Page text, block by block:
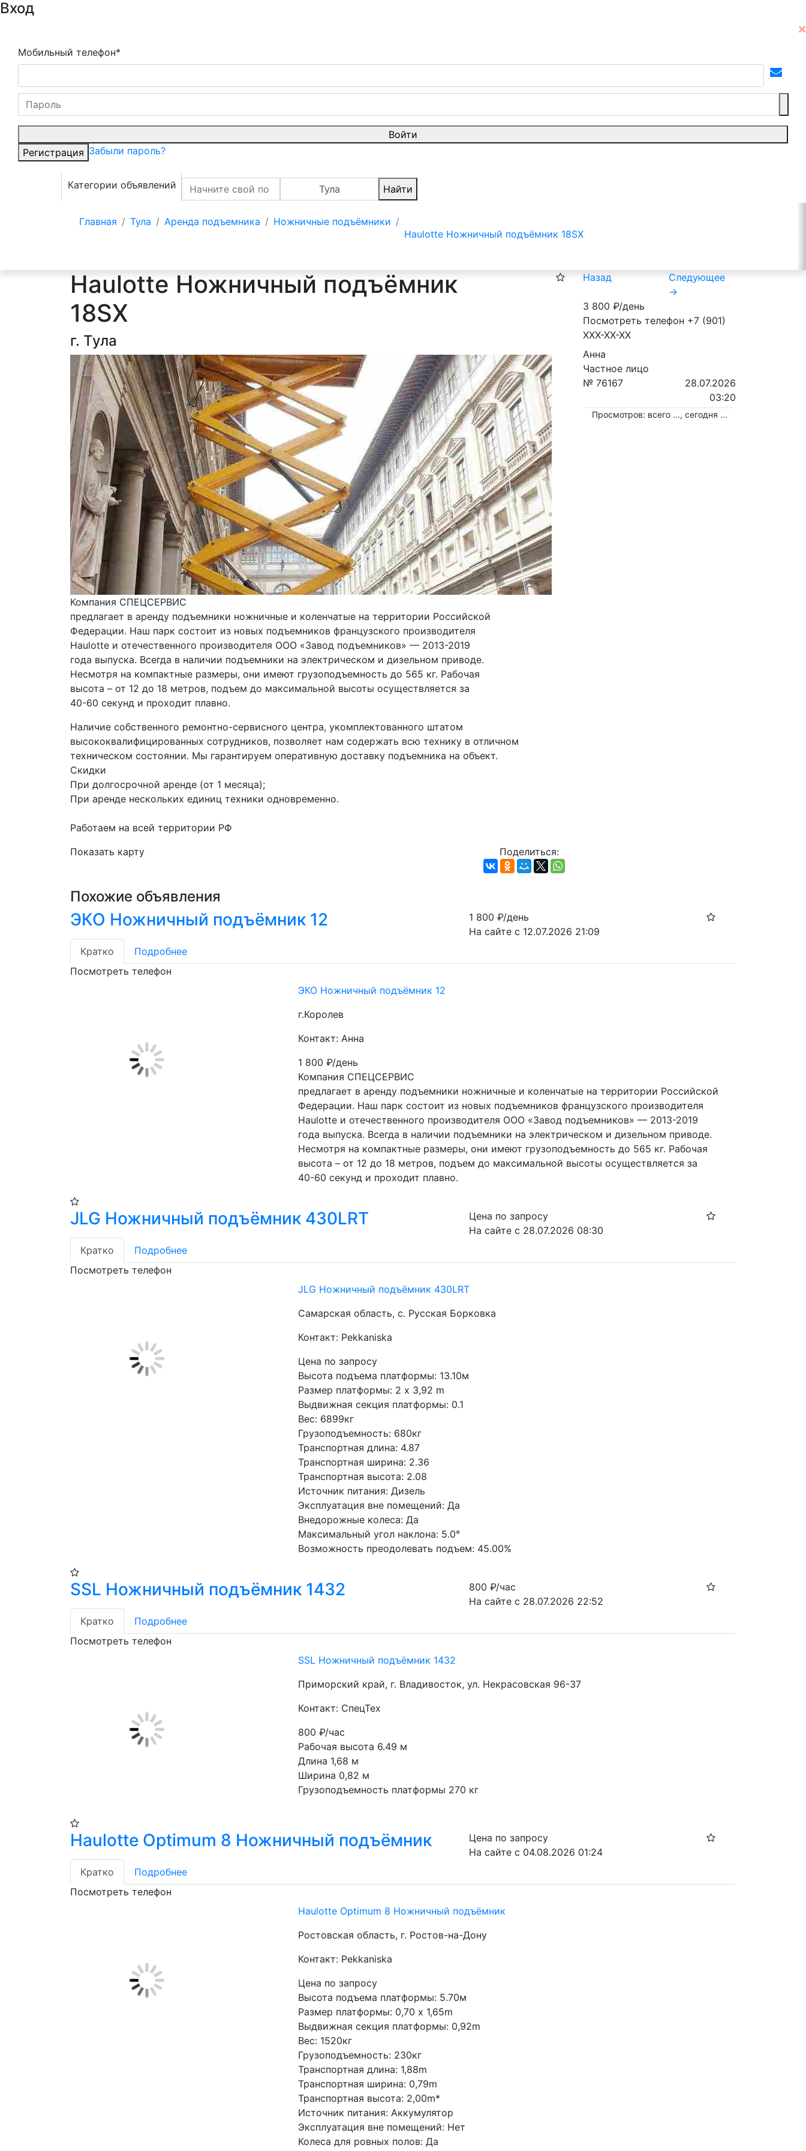
Вход
Мобильный телефон*
Войти
Регистрация Забыли пароль?
Категории объявлений Тула Найти
Главная Тула Аренда подъемника
Ножничные подъёмники
Haulotte Ножничный подъёмник 18SX
Haulotte Ножничный подъёмник
18SX
г. Тула
Компания СПЕЦСЕРВИС
предлагает в аренду подъемники ножничные и коленчатые на территории Российской
Федерации. Наш парк состоит из новых подъемников французского производителя
Haulotte и отечественного производителя ООО «Завод подъемников» — 2013-2019
года выпуска. Всегда в наличии подъемники на электрическом и дизельном приводе.
Несмотря на компактные размеры, они имеют грузоподъемность до 565 кг. Рабочая
высота – от 12 до 18 метров, подъем до максимальной высоты осуществляется за
40-60 секунд и проходит плавно.
Наличие собственного ремонтно-сервисного центра, укомплектованного штатом
высококвалифицированных сотрудников, позволяет нам содержать всю технику в отличном
техническом состоянии. Мы гарантируем оперативную доставку подъемника на объект.
Скидки
При долгосрочной аренде (от 1 месяца);
При аренде нескольких единиц техники одновременно.
Работаем на всей территории РФ
Показать карту
Поделиться:
Назад
Следующее
→
3 800 ₽/день
Посмотреть телефон +7 (901)
XXX-XX-XX
Анна
Частное лицо
№ 76167
28.07.2026
03:20
Просмотров: всего ..., сегодня ...
Похожие объявления
ЭКО Ножничный подъёмник 12 1 800 ₽/день
На сайте с 12.07.2026 21:09
Кратко
Подробнее
Посмотреть телефон
ЭКО Ножничный подъёмник 12
г.Королев
Контакт: Анна
1 800 ₽/день
Компания СПЕЦСЕРВИС
предлагает в аренду подъемники ножничные и коленчатые на территории Российской
Федерации. Наш парк состоит из новых подъемников французского производителя
Haulotte и отечественного производителя ООО «Завод подъемников» — 2013-2019
года выпуска. Всегда в наличии подъемники на электрическом и дизельном приводе.
Несмотря на компактные размеры, они имеют грузоподъемность до 565 кг. Рабочая
высота – от 12 до 18 метров, подъем до максимальной высоты осуществляется за
40-60 секунд и проходит плавно.
JLG Ножничный подъёмник 430LRT
Цена по запросу
На сайте с 28.07.2026 08:30
Кратко
Подробнее
Посмотреть телефон
JLG Ножничный подъёмник 430LRT
Самарская область, с. Русская Борковка
Контакт: Pekkaniska
Цена по запросу
Высота подъема платформы: 13.10м
Размер платформы: 2 x 3,92 m
Выдвижная секция платформы: 0.1
Вес: 6899кг
Грузоподъемность: 680кг
Транспортная длина: 4.87
Транспортная ширина: 2.36
Транспортная высота: 2.08
Источник питания: Дизель
Эксплуатация вне помещений: Да
Внедорожные колеса: Да
Максимальный угол наклона: 5.0°
Возможность преодолевать подъем: 45.00%
SSL Ножничный подъёмник 1432 800 ₽/час
На сайте с 28.07.2026 22:52
Кратко
Подробнее
Посмотреть телефон
SSL Ножничный подъёмник 1432
Приморский край, г. Владивосток, ул. Некрасовская 96-37
Контакт: СпецТех
800 ₽/час
Рабочая высота 6.49 м
Длина 1,68 м
Ширина 0,82 м
Грузоподъемность платформы 270 кг
Haulotte Optimum 8 Ножничный подъёмник
Цена по запросу
На сайте с 04.08.2026 01:24
Кратко
Подробнее
Посмотреть телефон
Haulotte Optimum 8 Ножничный подъёмник
Ростовская область, г. Ростов-на-Дону
Контакт: Pekkaniska
Цена по запросу
Высота подъема платформы: 5.70м
Размер платформы: 0,70 x 1,65m
Выдвижная секция платформы: 0,92m
Вес: 1520кг
Грузоподъемность: 230кг
Транспортная длина: 1,88m
Транспортная ширина: 0,79m
Транспортная высота: 2,00m*
Источник питания: Аккумулятор
Эксплуатация вне помещений: Нет
Колеса для ровных полов: Да